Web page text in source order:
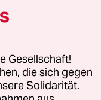
Gesellschaft!
die sich gegen
Solidarität.